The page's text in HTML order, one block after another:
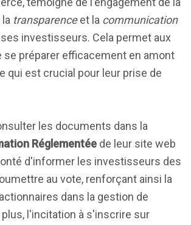
transparenceet la communication
investisseurs. Cela permet aux
se préparer efficacement en amont
qui est crucial pour leur prise de
les documents dans la
Réglementée de leur site web
d'informer les investisseurs des
au vote, renforçant ainsi la
dans la gestion de
plus, l'incitation à s'inscrire sur